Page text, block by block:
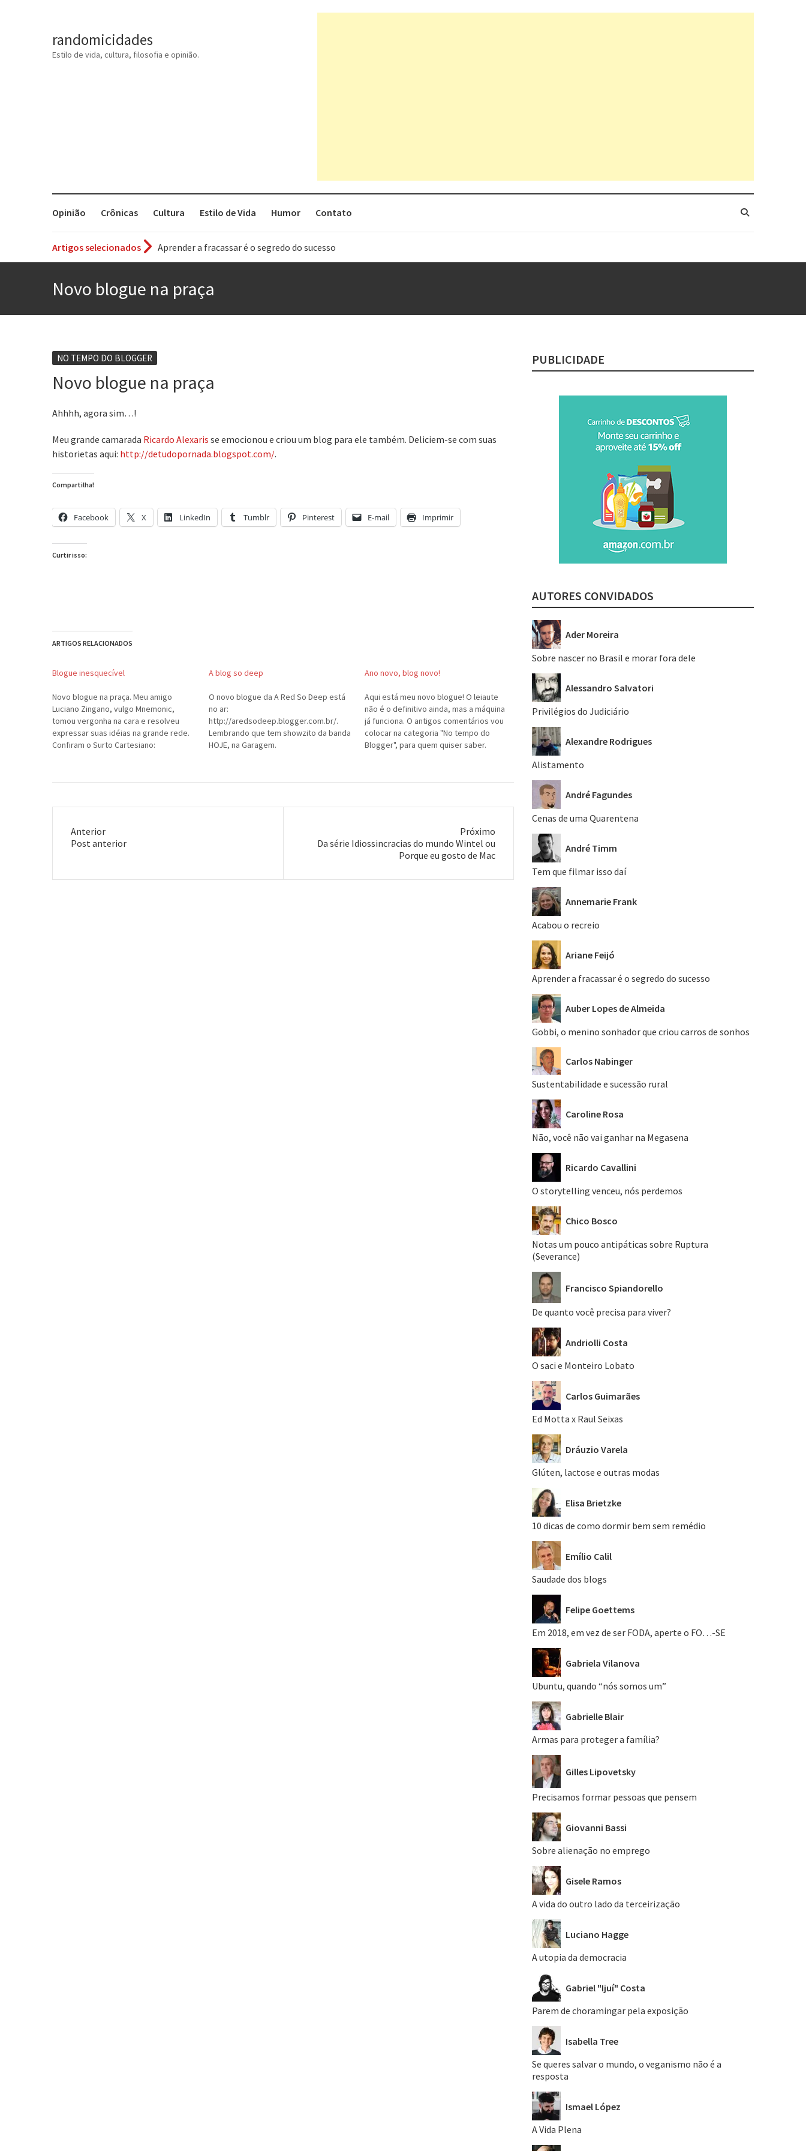
randomicidades
Estilo de vida, cultura, filosofia e opinião.
Opinião Crônicas Cultura Estilo de Vida Humor Contato
Artigos selecionados
Aprender a fracassar é o segredo do sucesso
Esse tal de Rock Gaúcho
Os causos de Jorge Luis Borges
Tem que filmar isso daí
Novo blogue na praça
NO TEMPO DO BLOGGER
Novo blogue na praça
Ahhhh, agora sim…!
Meu grande camarada Ricardo Alexaris se emocionou e criou um blog para ele também. Deliciem-se com suas
historietas aqui: http://detudopornada.blogspot.com/.
Compartilha!
Facebook X LinkedIn Tumblr Pinterest E-mail Imprimir
Curtir isso:
ARTIGOS RELACIONADOS
Blogue inesquecível
Novo blogue na praça. Meu amigo
Luciano Zingano, vulgo Mnemonic,
tomou vergonha na cara e resolveu
expressar suas idéias na grande rede.
Confiram o Surto Cartesiano:
A blog so deep
O novo blogue da A Red So Deep está
no ar:
http://aredsodeep.blogger.com.br/.
Lembrando que tem showzito da banda
HOJE, na Garagem.
Ano novo, blog novo!
Aqui está meu novo blogue! O leiaute
não é o definitivo ainda, mas a máquina
já funciona. O antigos comentários vou
colocar na categoria "No tempo do
Blogger", para quem quiser saber.
Anterior
Post
Post anterior
Próximo
Próximo
Da série Idiossincracias do mundo Wintel ou
Porque eu gosto de Mac
PUBLICIDADE
AUTORES CONVIDADOS
Ader Moreira
Sobre nascer no Brasil e morar fora dele
Alessandro Salvatori
Privilégios do Judiciário
Alexandre Rodrigues
Alistamento
André Fagundes
Cenas de uma Quarentena
André Timm
Tem que filmar isso daí
Annemarie Frank
Acabou o recreio
Ariane Feijó
Aprender a fracassar é o segredo do sucesso
Auber Lopes de Almeida
Gobbi, o menino sonhador que criou carros de sonhos
Carlos Nabinger
Sustentabilidade e sucessão rural
Caroline Rosa
Não, você não vai ganhar na Megasena
Ricardo Cavallini
O storytelling venceu, nós perdemos
Chico Bosco
Notas um pouco antipáticas sobre Ruptura
(Severance)
Francisco Spiandorello
De quanto você precisa para viver?
Andriolli Costa
O saci e Monteiro Lobato
Carlos Guimarães
Ed Motta x Raul Seixas
Dráuzio Varela
Glúten, lactose e outras modas
Elisa Brietzke
10 dicas de como dormir bem sem remédio
Emílio Calil
Saudade dos blogs
Felipe Goettems
Em 2018, em vez de ser FODA, aperte o FO…-SE
Gabriela Vilanova
Ubuntu, quando “nós somos um”
Gabrielle Blair
Armas para proteger a família?
Gilles Lipovetsky
Precisamos formar pessoas que pensem
Giovanni Bassi
Sobre alienação no emprego
Gisele Ramos
A vida do outro lado da terceirização
Luciano Hagge
A utopia da democracia
Gabriel "Ijuí" Costa
Parem de choramingar pela exposição
Isabella Tree
Se queres salvar o mundo, o veganismo não é a
resposta
Ismael López
A Vida Plena